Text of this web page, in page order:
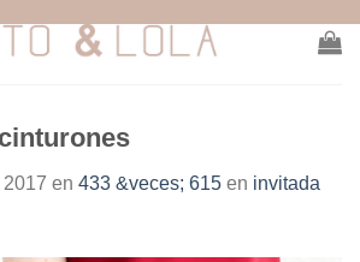
en 433 &veces; 615 en invitada